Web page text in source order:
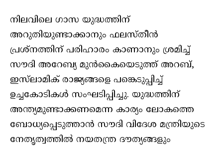
നിലവിലെ ഗാസ യുദ്ധത്തിന്
അറുതിയുണ്ടാക്കാനും ഫലസ്തീന്‍
പ്രശ്‌നത്തിന് പരിഹാരം കാണാനും ശ്രമിച്ച്
സൗദി അറേബ്യ മുന്‍കൈയെടുത്ത് അറബ്,
ഇസ്‌ലാമിക് രാജ്യങ്ങളെ പങ്കെടുപ്പിച്ച്
ഉച്ചകോടികള്‍ സംഘടിപ്പിച്ചു. യുദ്ധത്തിന്
അന്ത്യമുണ്ടാക്കണമെന്ന കാര്യം ലോകത്തെ
ബോധ്യപ്പെടുത്താന്‍ സൗദി വിദേശ മന്ത്രിയുടെ
നേതൃത്വത്തില്‍ നയതന്ത്ര ദൗത്യങ്ങളും